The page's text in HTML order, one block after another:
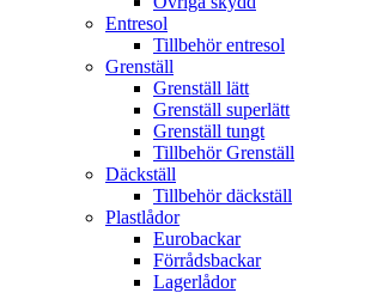
Entresol
Tillbehör entresol
Grenställ
Grenställ lätt
Grenställ superlätt
Grenställ tungt
Tillbehör Grenställ
Däckställ
Tillbehör däckställ
Plastlådor
Eurobackar
Förrådsbackar
Lagerlådor